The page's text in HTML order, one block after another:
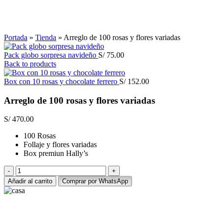
Portada » Tienda » Arreglo de 100 rosas y flores variadas
Pack globo sorpresa navideño S/75.00
Back to products
Box con 10 rosas y chocolate ferrero S/152.00
Arreglo de 100 rosas y flores variadas
S/470.00
100 Rosas
Follaje y flores variadas
Box premiun Hally’s
Arreglo
de
100
rosas
Añadir al carrito Comprar por WhatsApp